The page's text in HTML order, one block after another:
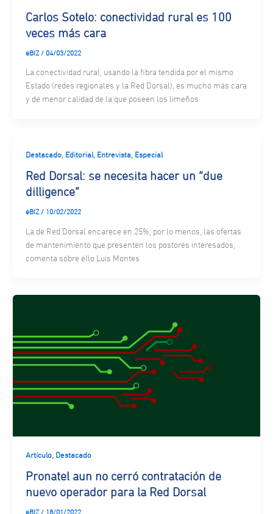
Carlos Sotelo: conectividad rural es 100
veces más cara
eBIZ / 04/03/2022
La conectividad rural, usando la fibra tendida por el mismo
Estado (redes regionales y la Red Dorsal), es mucho más cara
y de menor calidad de la que poseen los limeños
Destacado, Editorial, Entrevista, Especial
Red Dorsal: se necesita hacer un “due
dilligence”
eBIZ / 10/02/2022
La de Red Dorsal encarece en 25%, por lo menos, las ofertas
de mantenimiento que presenten los postores interesados,
comenta sobre ello Luis Montes
Artículo, Destacado
Pronatel aun no cerró contratación de
nuevo operador para la Red Dorsal